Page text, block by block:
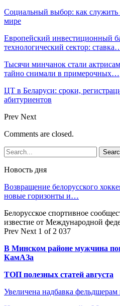
Социальный выбор: как служить
мире
Европейский инвестиционный
технологический сектор:
Тысячи минчанок стали
тайно снимали в примерочных…
ЦТ в Беларуси: сроки,
абитуриентов
Prev Next
Comments are closed.
Новость дня
Возвращение белорусского
новые горизонты и…
Белорусское спортивное
известие от Международной
Prev Next 1 of 2 037
В Минском районе мужчина
КамАЗа
ТОП полезных статей августа
Увеличена надбавка